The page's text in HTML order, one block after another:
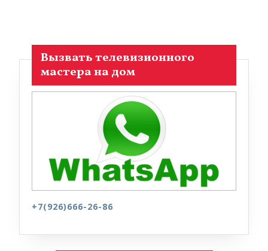
Вызвать телевизионного
мастера на дом
+7(926)666-26-86